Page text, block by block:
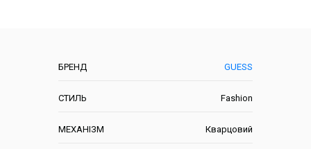
БРЕНД GUESS
СТИЛЬ Fashion
МЕХАНІЗМ Кварцовий